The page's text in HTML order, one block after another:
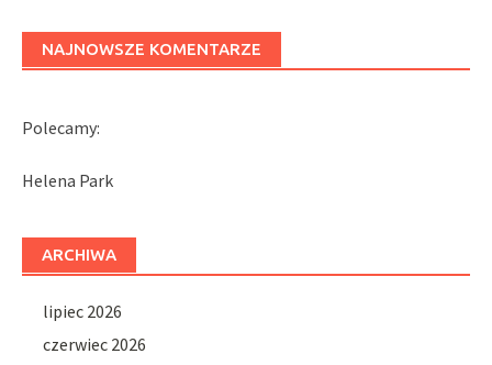
NAJNOWSZE KOMENTARZE
Polecamy:
Helena Park
ARCHIWA
lipiec 2026
czerwiec 2026